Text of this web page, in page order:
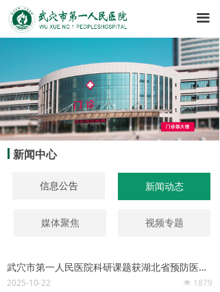
끀
新闻中心
信息公告 新闻动态
武穴市第一人民医院科研课题获湖北省预防医学会批准立项
넶 1879
2025-10-22
视频专题
媒体聚焦